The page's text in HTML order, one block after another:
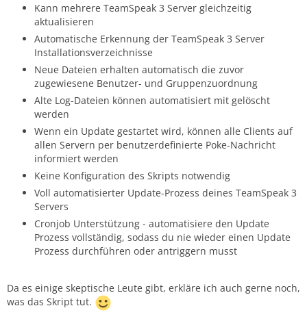
Kann mehrere TeamSpeak 3 Server gleichzeitig
aktualisieren
Automatische Erkennung der TeamSpeak 3 Server
Installationsverzeichnisse
Neue Dateien erhalten automatisch die zuvor
zugewiesene Benutzer- und Gruppenzuordnung
Alte Log-Dateien können automatisiert mit gelöscht
werden
Wenn ein Update gestartet wird, können alle Clients auf
allen Servern per benutzerdefinierte Poke-Nachricht
informiert werden
Keine Konfiguration des Skripts notwendig
Voll automatisierter Update-Prozess deines TeamSpeak 3
Servers
Cronjob Unterstützung - automatisiere den Update
Prozess vollständig, sodass du nie wieder einen Update
Prozess durchführen oder antriggern musst
Da es einige skeptische Leute gibt, erkläre ich auch gerne noch,
was das Skript tut.